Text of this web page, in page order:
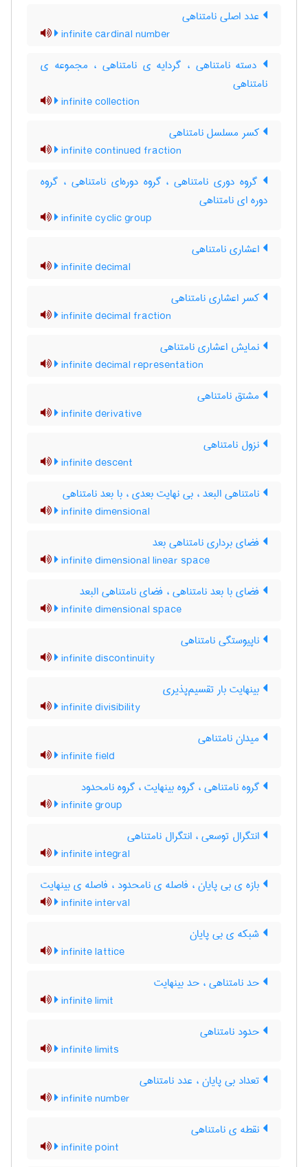
عدد اصلی نامتناهی
infinite cardinal number
دسته نامتناهی ، گردایه ی نامتناهی ، مجموعه ی
نامتناهی
infinite collection
کسر مسلسل نامتناهی
infinite continued fraction
گروه دوری نامتناهی ، گروه دوره‌ای نامتناهی ، گروه
دوره ای نامتناهی
infinite cyclic group
اعشاری نامتناهی
infinite decimal
کسر اعشاری نامتناهی
infinite decimal fraction
نمایش اعشاری نامتناهی
infinite decimal representation
مشتق نامتناهی
infinite derivative
نزول نامتناهی
infinite descent
نامتناهی البعد ، بی نهایت بعدی ، با بعد نامتناهی
infinite dimensional
فضای برداری نامتناهی بعد
infinite dimensional linear space
فضای با بعد نامتناهی ، فضای نامتناهی البعد
infinite dimensional space
ناپیوستگی نامتناهی
infinite discontinuity
بینهایت بار تقسیم‌پذیری
infinite divisibility
میدان نامتناهی
infinite field
گروه نامتناهی ، گروه بینهایت ، گروه نامحدود
infinite group
انتگرال توسعی ، انتگرال نامتناهی
infinite integral
بازه ی بی پایان ، فاصله ی نامحدود ، فاصله ی بینهایت
infinite interval
شبکه ی بی پایان
infinite lattice
حد نامتناهی ، حد بینهایت
infinite limit
حدود نامتناهی
infinite limits
تعداد بی پایان ، عدد نامتناهی
infinite number
نقطه ی نامتناهی
infinite point